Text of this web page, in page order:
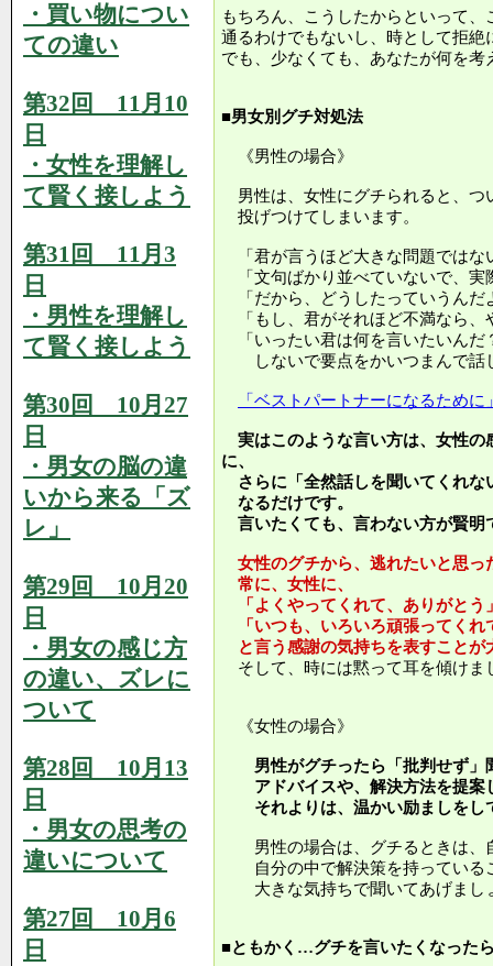
・買い物につい
ての違い
第32回 11月10
日
・女性を理解し
て賢く接しよう
第31回 11月3
日
・男性を理解し
て賢く接しよう
第30回 10月27
日
・男女の脳の違
いから来る「ズ
レ」
第29回 10月20
日
・男女の感じ方
の違い、ズレに
ついて
第28回 10月13
日
・男女の思考の
違いについて
第27回 10月6
日
もちろん、こうしたからといって、
通るわけでもないし、時として拒
でも、少なくても、あなたが何を
■男女別グチ対処法
《男性の場合》
男性は、女性にグチられると、つ
投げつけてしまいます。
「君が言うほど大きな問題ではな
「文句ばかり並べていないで、実
「だから、どうしたっていうんだ
「もし、君がそれほど不満なら、
「いったい君は何を言いたいんだ
しないで要点をかいつまんで話
「ベストパートナーになるために
実はこのような言い方は、女性の
に、
さらに「全然話しを聞いてくれな
なるだけです。
言いたくても、言わない方が賢明
女性のグチから、逃れたいと思
常に、女性に、
「よくやってくれて、ありがとう
「いつも、いろいろ頑張ってくれ
と言う感謝の気持ちを表すことが
そして、時には黙って耳を傾けま
《女性の場合》
男性がグチったら「批判せず」
アドバイスや、解決方法を提案
それよりは、温かい励ましをし
男性の場合は、グチるときは、
自分の中で解決策を持っている
大きな気持ちで聞いてあげまし
■ともかく…グチを言いたくなった